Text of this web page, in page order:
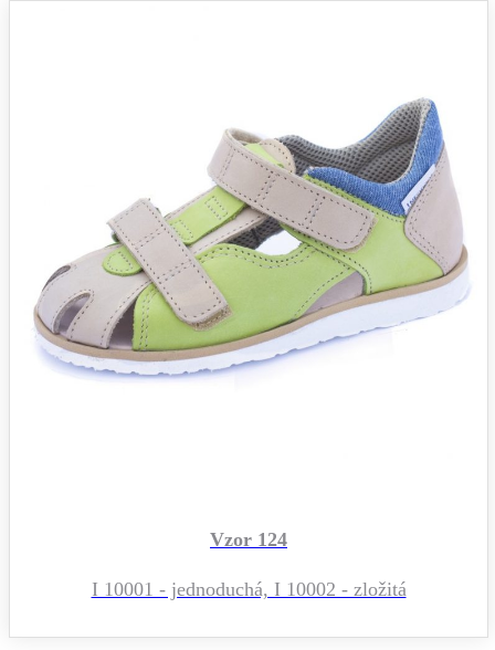
Vzor 124
I 10001 - jednoduchá, I 10002 - zložitá